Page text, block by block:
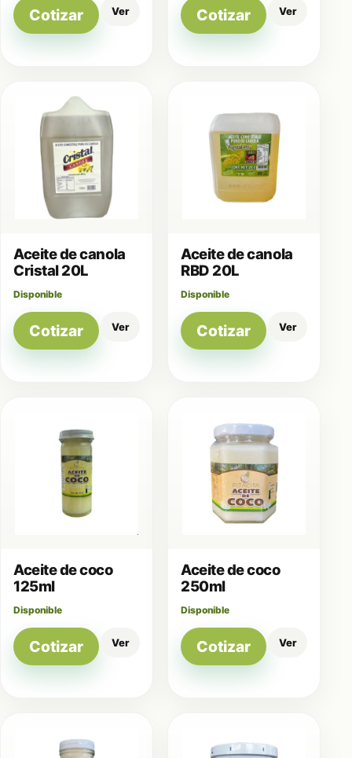
Cotizar Ver Cotizar Ver
Aceite de canola
Cristal 20L
Disponible
Cotizar Ver
Aceite de canola
RBD 20L
Disponible
Cotizar Ver
Aceite de coco
125ml
Disponible
Cotizar Ver
Aceite de coco
250ml
Disponible
Cotizar Ver